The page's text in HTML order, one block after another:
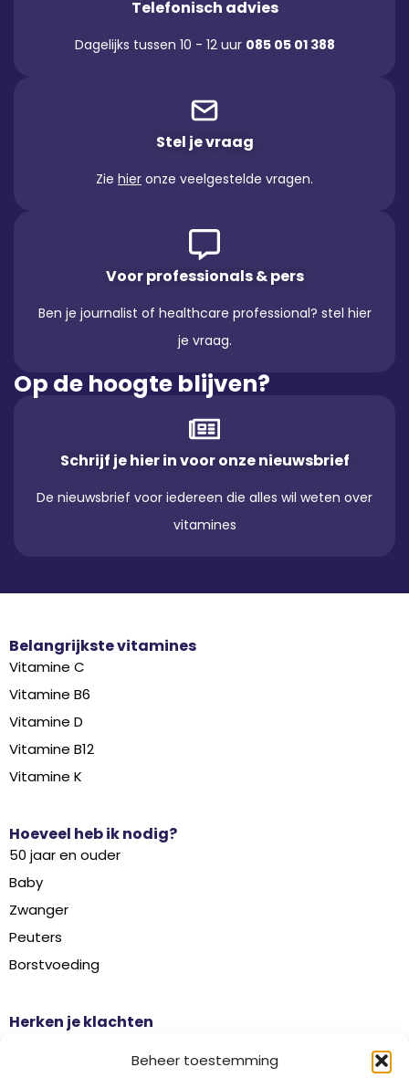
Beheer toestemming
Telefonisch advies
Dagelijks tussen 10 - 12 uur 085 05 01 388
Stel je vraag
Zie hier onze veelgestelde vragen.
Voor professionals & pers
Ben je journalist of healthcare professional? stel hier
je vraag.
Op de hoogte blijven?
Schrijf je hier in voor onze nieuwsbrief
De nieuwsbrief voor iedereen die alles wil weten over
vitamines
Belangrijkste vitamines
Vitamine C
Vitamine B6
Vitamine D
Vitamine B12
Vitamine K
Hoeveel heb ik nodig?
50 jaar en ouder
Baby
Zwanger
Peuters
Borstvoeding
Herken je klachten